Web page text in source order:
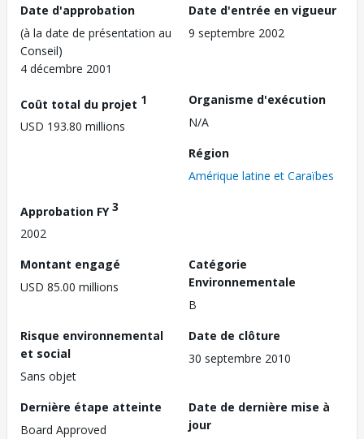
Date d'approbation
(à la date de présentation au
Conseil)
4 décembre 2001
Date d'entrée en vigueur
9 septembre 2002
Coût total du projet 1
USD 193.80 millions
Organisme d'exécution
N/A
Région
Amérique latine et Caraïbes
Approbation FY3
2002
Montant engagé
USD 85.00 millions
Catégorie
Environnementale
B
Risque environnemental
et social
Sans objet
Date de clôture
30 septembre 2010
Dernière étape atteinte
Board Approved
Date de dernière mise à
jour